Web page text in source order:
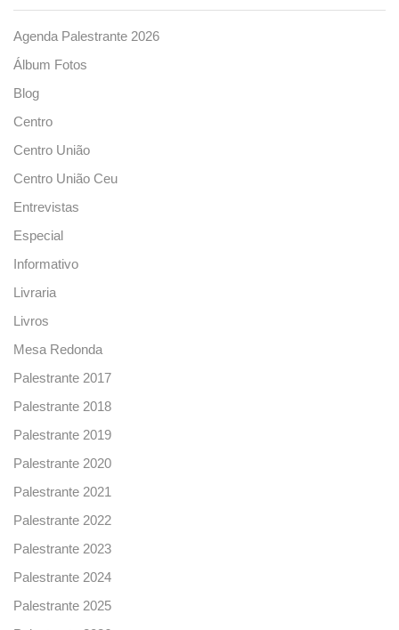
Agenda Palestrante 2026
Álbum Fotos
Blog
Centro
Centro União
Centro União Ceu
Entrevistas
Especial
Informativo
Livraria
Livros
Mesa Redonda
Palestrante 2017
Palestrante 2018
Palestrante 2019
Palestrante 2020
Palestrante 2021
Palestrante 2022
Palestrante 2023
Palestrante 2024
Palestrante 2025